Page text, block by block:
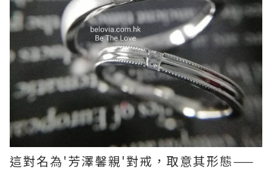
這對名為'芳澤馨親'對戒，取意其形態——